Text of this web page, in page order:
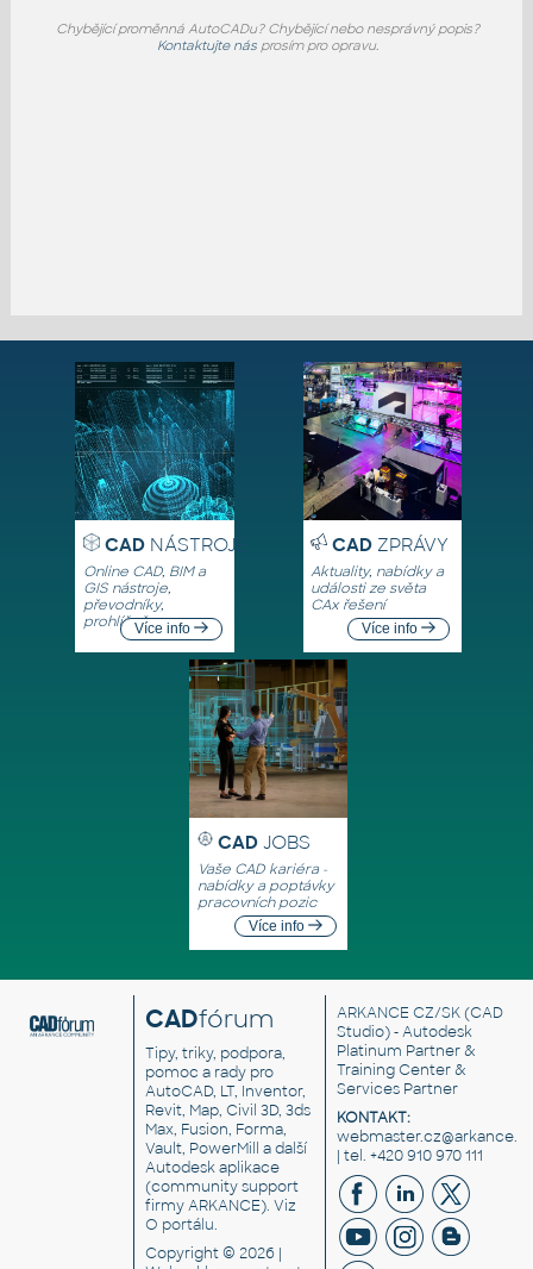
Chybějící proměnná AutoCADu? Chybějící nebo nesprávný popis?
Kontaktujte násprosím pro opravu.
CADNÁSTROJE
Online CAD, BIM a
GIS nástroje,
převodníky,
prohlížečeVíce info
CADZPRÁVY
Aktuality, nabídky a
události ze světa
CAx řešení
Více info
CAD JOBS
Vaše CAD kariéra -
nabídky a poptávky
pracovních pozic
Více info
CADfórum
Tipy, triky, podpora,
pomoc a rady pro
AutoCAD, LT, Inventor,
Revit, Map, Civil 3D, 3ds
Max, Fusion, Forma,
Vault, PowerMill a další
Autodesk aplikace
(community support
firmy ARKANCE). Viz
O portálu.
Copyright © 2026 |
ARKANCE CZ/SK(CAD
Studio) - Autodesk
Platinum Partner &
Training Center &
Services Partner
KONTAKT:
| tel. +420 910 970 111